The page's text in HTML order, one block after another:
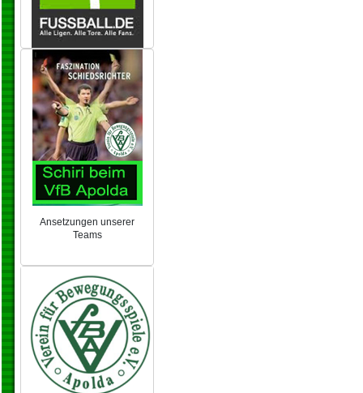
Ansetzungen unserer
Teams